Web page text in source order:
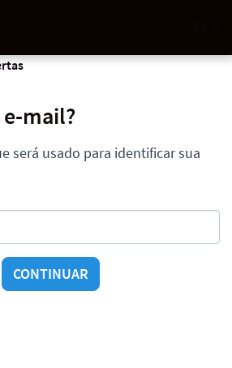
mail?
será usado para identificar sua
CONTINUAR